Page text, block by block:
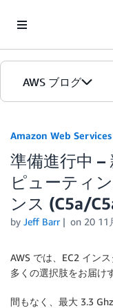
AWS ブログ
カテゴリ
エディション
Amazon Web
準備進行中 –
ピューティ
ンス (C5a/
by Jeff Barr on 20 11
AWS では、EC2 イン
多くの選択肢をお届け
間もなく、最大 3.3